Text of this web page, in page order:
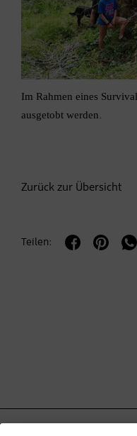
Im Rahmen eines
ausgetobt werden.
Zurück zur Übersicht
Teilen: